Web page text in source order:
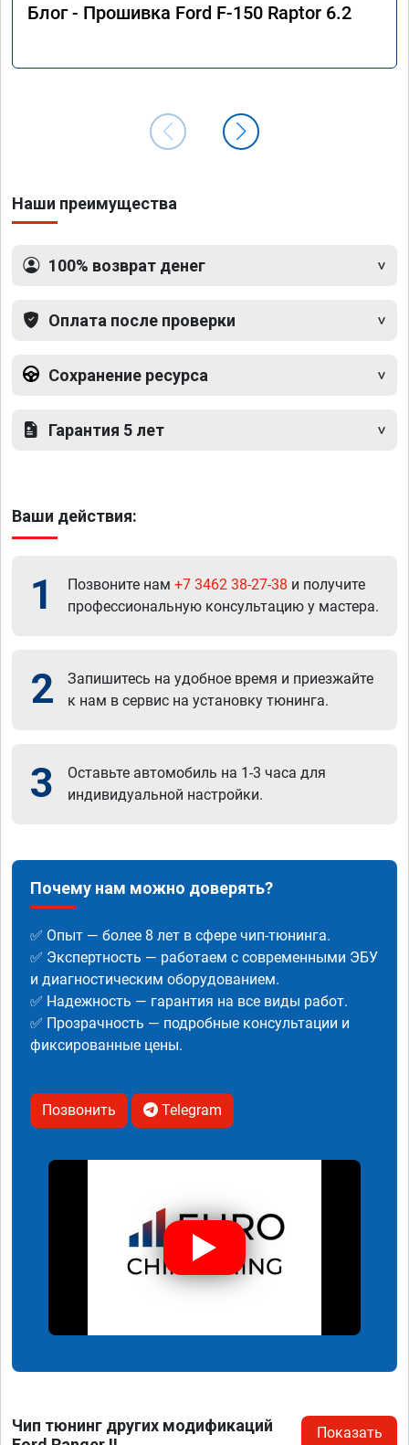
Блог - Прошивка Ford F-150 Raptor 6.2
Наши преимущества
100% возврат денег
Оплата после проверки
Сохранение ресурса
Гарантия 5 лет
Ваши действия:
1 Позвоните нам +7 3462 38-27-38 и получите
профессиональную консультацию у мастера.
2
Запишитесь на удобное время и приезжайте
к нам в сервис на установку тюнинга.
3
Оставьте автомобиль на 1-3 часа для
индивидуальной настройки.
Почему нам можно доверять?
✅ Опыт — более 8 лет в сфере чип-тюнинга.
✅ Экспертность — работаем с современными ЭБУ
и диагностическим оборудованием.
✅ Надежность — гарантия на все виды работ.
✅ Прозрачность — подробные консультации и
фиксированные цены.
Позвонить Telegram
Чип тюнинг других модификаций
Показать